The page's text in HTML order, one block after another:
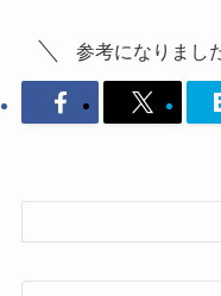
参考になりまし